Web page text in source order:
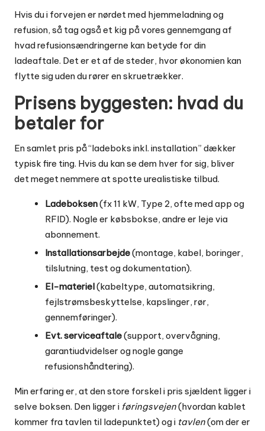
Hvis du i forvejen er nørdet med hjemmeladning og
refusion, så tag også et kig på vores gennemgang af
hvad refusionsændringerne kan betyde for din
ladeaftale. Det er et af de steder, hvor økonomien kan
flytte sig uden du rører en skruetrækker.
Prisens byggesten: hvad du
betaler for
En samlet pris på “ladeboks inkl. installation” dækker
typisk fire ting. Hvis du kan se dem hver for sig, bliver
det meget nemmere at spotte urealistiske tilbud.
Ladeboksen(fx 11 kW, Type 2, ofte med app og
RFID). Nogle er købsbokse, andre er leje via
abonnement.
Installationsarbejde(montage, kabel, boringer,
tilslutning, test og dokumentation).
El-materiel(kabeltype, automatsikring,
fejlstrømsbeskyttelse, kapslinger, rør,
gennemføringer).
Evt. serviceaftale(support, overvågning,
garantiudvidelser og nogle gange
refusionshåndtering).
Min erfaring er, at den store forskel i pris sjældent ligger i
selve boksen. Den ligger i føringsvejen(hvordan kablet
kommer fra tavlen til ladepunktet) og i tavlen(om der er